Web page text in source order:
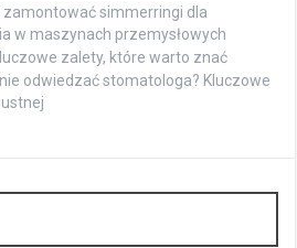
simmerringi dla
w maszynach przemysłowych
zalety, które warto znać
odwiedzać stomatologa? Kluczowe